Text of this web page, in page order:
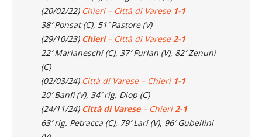
38′ Ponsat (C), 51′ Pastore (V)
(29/10/23) Chieri– Città di Varese
22′ Marianeschi (C), 37′ Furlan (V), 82′ Zenuni
(C)
(02/03/24)
20′ Banfi (V), 34′ rig. Diop (C)
(24/11/24) Città di Varese – Chieri
63′ rig. Petracca (C), 79′ Lari (V), 96′ Gubellini
(V)